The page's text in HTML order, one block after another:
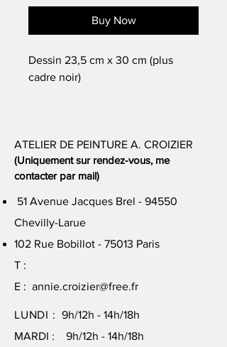
Buy Now
Dessin 23,5 cm x 30 cm (plus
cadre noir)
ATELIER DE PEINTURE A. CROIZIER
(Uniquement sur rendez-vous, me
contacter par mail)
51 Avenue Jacques Brel - 94550
Chevilly-Larue
102 Rue Bobillot - 75013 Paris
T :
E : annie.croizier@free.fr
LUNDI : 9h/12h - 14h/18h
MARDI : 9h/12h - 14h/18h